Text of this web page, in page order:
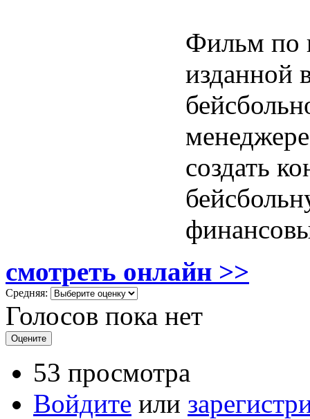
Фильм по
изданной
создать
смотреть онлайн >>
Средняя:
Голосов пока нет
53 просмотра
Войдите или